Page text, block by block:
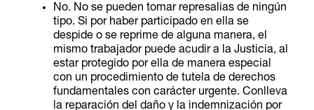
No. No se pueden tomar represalias de ningún
tipo. Si por haber participado en ella se
despide o se reprime de alguna manera, el
mismo trabajador puede acudir a la Justicia, al
estar protegido por ella de manera especial
con un procedimiento de tutela de derechos
fundamentales con carácter urgente. Conlleva
la reparación del daño y la indemnización por